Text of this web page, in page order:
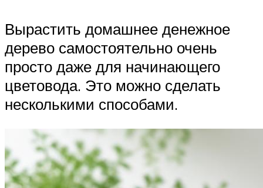
Вырастить домашнее денежное
дерево самостоятельно очень
просто даже для начинающего
цветовода. Это можно сделать
несколькими способами.